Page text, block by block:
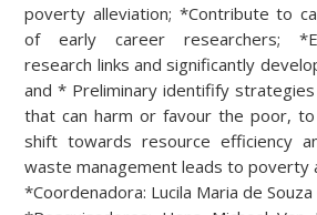
poverty alleviation; *Contribute to
of early career researchers;
research links and significantly
and * Preliminary identifify strategies
that can harm or favour the poor,
shift towards resource efficiency
waste management leads to poverty
*Coordenadora: Lucila Maria de Souza